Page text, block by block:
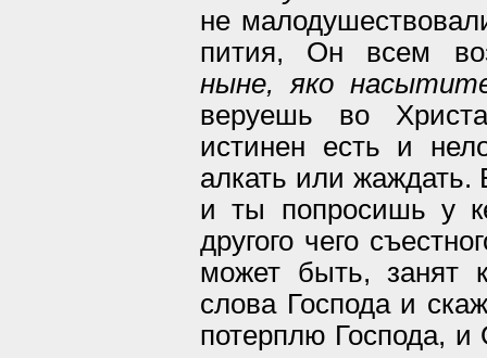
не
пития, Он всем
ныне, яко
веруешь во
истинен есть и
алкать или жаждать.
и ты попросишь у
другого чего
может быть, занят
слова Господа и
потерплю Господа,